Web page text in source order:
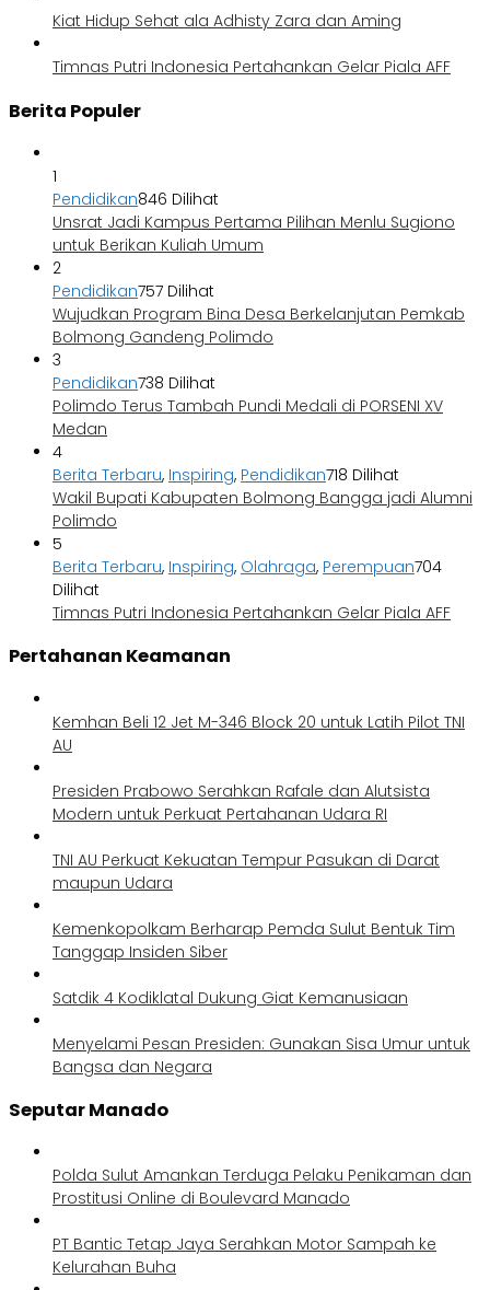
Kiat Hidup Sehat ala Adhisty Zara dan Aming
Timnas Putri Indonesia Pertahankan Gelar Piala AFF
Berita Populer
1
Pendidikan846 Dilihat
Unsrat Jadi Kampus Pertama Pilihan Menlu Sugiono
untuk Berikan Kuliah Umum
2
Pendidikan757 Dilihat
Wujudkan Program Bina Desa Berkelanjutan Pemkab
Bolmong Gandeng Polimdo
3
Pendidikan738 Dilihat
Polimdo Terus Tambah Pundi Medali di PORSENI XV
Medan
4
Berita Terbaru, Inspiring, Pendidikan718 Dilihat
Wakil Bupati Kabupaten Bolmong Bangga jadi Alumni
Polimdo
5
Berita Terbaru, Inspiring, Olahraga, Perempuan704
Dilihat
Timnas Putri Indonesia Pertahankan Gelar Piala AFF
Pertahanan Keamanan
Kemhan Beli 12 Jet M-346 Block 20 untuk Latih Pilot TNI
AU
Presiden Prabowo Serahkan Rafale dan Alutsista
Modern untuk Perkuat Pertahanan Udara RI
TNI AU Perkuat Kekuatan Tempur Pasukan di Darat
maupun Udara
Kemenkopolkam Berharap Pemda Sulut Bentuk Tim
Tanggap Insiden Siber
Satdik 4 Kodiklatal Dukung Giat Kemanusiaan
Menyelami Pesan Presiden: Gunakan Sisa Umur untuk
Bangsa dan Negara
Seputar Manado
Polda Sulut Amankan Terduga Pelaku Penikaman dan
Prostitusi Online di Boulevard Manado
PT Bantic Tetap Jaya Serahkan Motor Sampah ke
Kelurahan Buha